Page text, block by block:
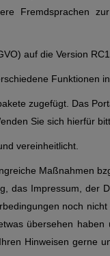
Fremdsprachen
auf die Version
Funktionen
zugefügt. Das
Sie sich hierfür
vereinheitlicht.
Maßnahmen
das Impressum, der
noch
übersehen
Hinweisen gerne